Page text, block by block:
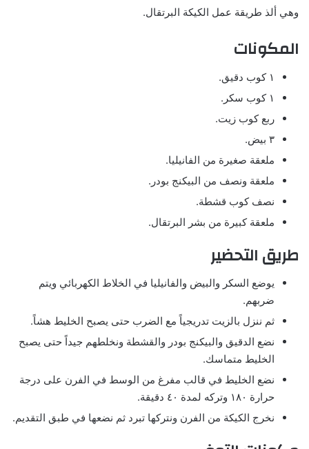
وهي ألذ طريقة عمل الكيكة البرتقال.
المكونات
١ كوب دقيق.
١ كوب سكر.
ربع كوب زيت.
٣ بيض.
ملعقة صغيرة من الفانيليا.
ملعقة ونصف من البيكنج بودر.
نصف كوب قشطة.
ملعقة كبيرة من بشر البرتقال.
طريق التحضير
يوضع السكر والبيض والفانيليا في الخلاط الكهربائي ويتم
ضربهم.
ثم ننزل بالزيت تدريجياً مع الضرب حتى يصبح الخليط هشاً.
نضع الدقيق والبيكنج بودر والقشطة ونخلطهم جيداً حتى يصبح
الخليط متماسك.
نضع الخليط في قالب مفرغ من الوسط في الفرن على درجة
حرارة ١٨٠ وتركه لمدة ٤٠ دقيقة.
نخرج الكيكة من الفرن ونتركها تبرد ثم نضعها في طبق التقديم.